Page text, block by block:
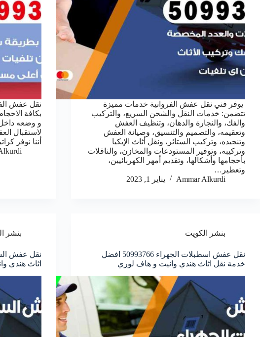
يوفر فني نقل عفش الفروانية خدمات مميزة
تتضمن: خدمات النقل والشحن السريع، والتركيب
والفك، والنجارة والدهان، وتنظيف العفش
وتعقيمه، والتصميم والتنسيق، وصيانة العفش
وتنجيده، وتركيب الستائر، ونقل أثاث الإيكيا
وتركيبه، وتوفير المستودعات والمخازن، والناقلات
بأحجامها وأشكالها، وتقديم أمهر الكهربائيين،
وتعطير…
Ammar Alkurdi
يناير 1, 2023
نقل عفش
بكافة
و وضعه
لاستقبال
أننا نوفر
بنشر الكويت
نقل عفش اسطبلات الجهراء 50993766 افضل
خدمة نقل اثاث هندي وانيت و هاف لوري
بنشر
اثاث هندي